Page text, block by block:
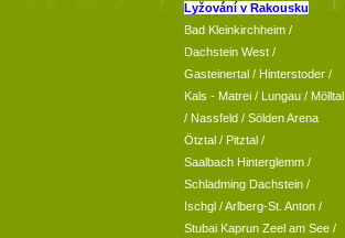
Lyžování v Rakousku
Bad Kleinkirchheim /
Dachstein West /
Gasteinertal / Hinterstoder /
Kals - Matrei / Lungau / Mölltal
/ Nassfeld / Sölden Arena
Ötztal / Pitztal /
Saalbach Hinterglemm /
Schladming Dachstein /
Ischgl /Arlberg-St. Anton /
Stubai Kaprun Zeel am See /